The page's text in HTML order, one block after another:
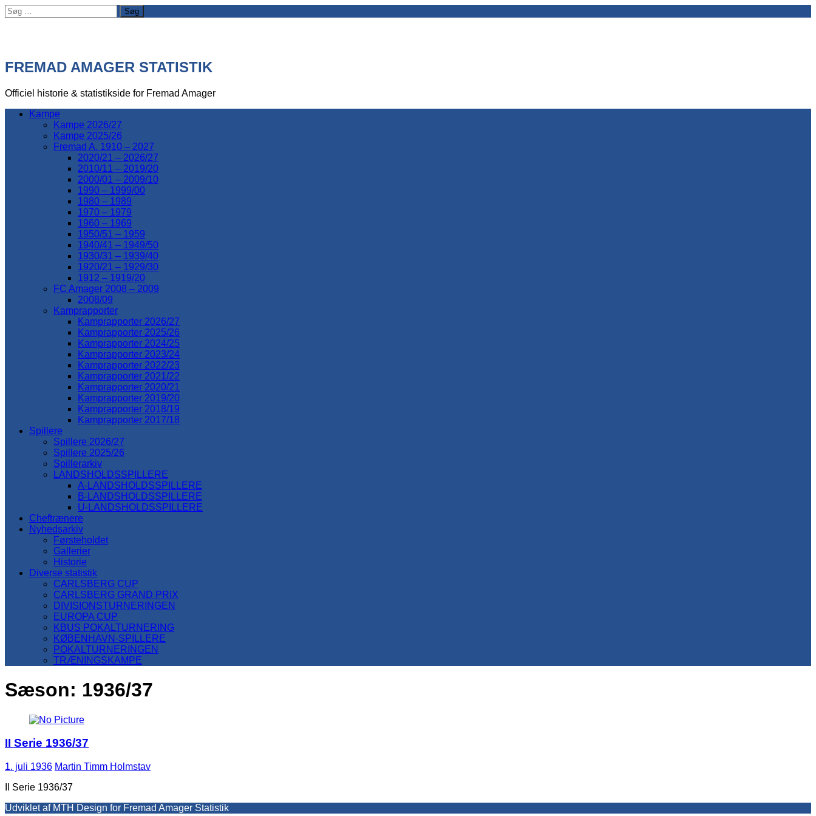
Søg
efter:
FREMAD AMAGER STATISTIK
Officiel historie & statistikside for Fremad Amager
Kampe
Kampe 2026/27
Kampe 2025/26
Fremad A. 1910 – 2027
2020/21 – 2026/27
2010/11 – 2019/20
2000/01 – 2009/10
1990 – 1999/00
1980 – 1989
1970 – 1979
1960 – 1969
1950/51 – 1959
1940/41 – 1949/50
1930/31 – 1939/40
1920/21 – 1929/30
1912 – 1919/20
FC Amager 2008 – 2009
2008/09
Kamprapporter
Kamprapporter 2026/27
Kamprapporter 2025/26
Kamprapporter 2024/25
Kamprapporter 2023/24
Kamprapporter 2022/23
Kamprapporter 2021/22
Kamprapporter 2020/21
Kamprapporter 2019/20
Kamprapporter 2018/19
Kamprapporter 2017/18
Spillere
Spillere 2026/27
Spillere 2025/26
Spillerarkiv
LANDSHOLDSSPILLERE
A-LANDSHOLDSSPILLERE
B-LANDSHOLDSSPILLERE
U-LANDSHOLDSSPILLERE
Cheftrænere
Nyhedsarkiv
Førsteholdet
Gallerier
Historie
Diverse statistik
CARLSBERG CUP
CARLSBERG GRAND PRIX
DIVISIONSTURNERINGEN
EUROPA CUP
KBUS POKALTURNERING
KØBENHAVN-SPILLERE
POKALTURNERINGEN
TRÆNINGSKAMPE
Sæson: 1936/37
II Serie 1936/37
1. juli 1936 Martin Timm Holmstav
II Serie 1936/37
Udviklet af MTH Design for Fremad Amager Statistik